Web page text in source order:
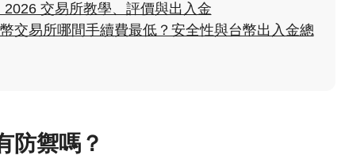
交易所教學、評價與出入金
交易所哪間手續費最低？安全性與台幣出入金總
防禦嗎？